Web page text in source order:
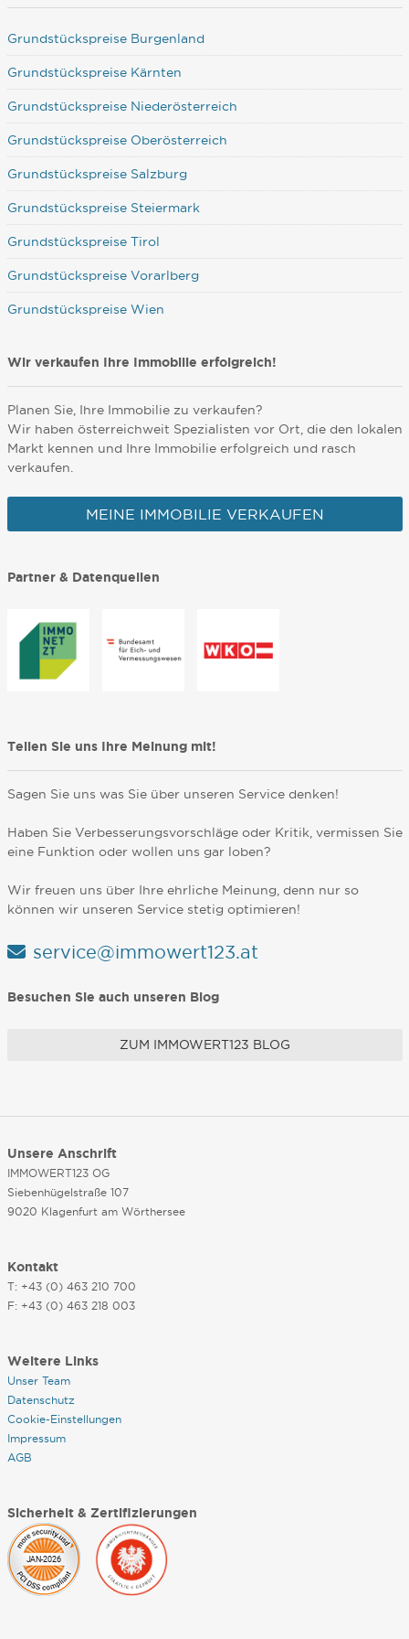
Grundstückspreise Burgenland
Grundstückspreise Kärnten
Grundstückspreise Niederösterreich
Grundstückspreise Oberösterreich
Grundstückspreise Salzburg
Grundstückspreise Steiermark
Grundstückspreise Tirol
Grundstückspreise Vorarlberg
Grundstückspreise Wien
Wir verkaufen Ihre Immobilie erfolgreich!
Planen Sie, Ihre Immobilie zu verkaufen?
Wir haben österreichweit Spezialisten vor Ort, die den lokalen
Markt kennen und Ihre Immobilie erfolgreich und rasch
verkaufen.
MEINE IMMOBILIE VERKAUFEN
Partner & Datenquellen
Teilen Sie uns Ihre Meinung mit!
Sagen Sie uns was Sie über unseren Service denken!
Haben Sie Verbesserungsvorschläge oder Kritik, vermissen Sie
eine Funktion oder wollen uns gar loben?
Wir freuen uns über Ihre ehrliche Meinung, denn nur so
können wir unseren Service stetig optimieren!
service@immowert123.at
Besuchen Sie auch unseren Blog
ZUM IMMOWERT123 BLOG
Unsere Anschrift
IMMOWERT123 OG
Siebenhügelstraße 107
9020 Klagenfurt am Wörthersee
Kontakt
T: +43 (0) 463 210 700
F: +43 (0) 463 218 003
Weitere Links
Unser Team
Datenschutz
Cookie-Einstellungen
Impressum
AGB
Sicherheit & Zertifizierungen